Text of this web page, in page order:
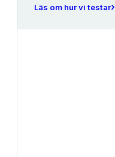
Läs om hur vi testar›